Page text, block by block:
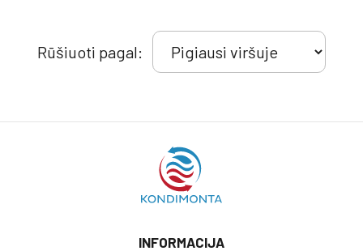
Rūšiuoti pagal:
INFORMACIJA